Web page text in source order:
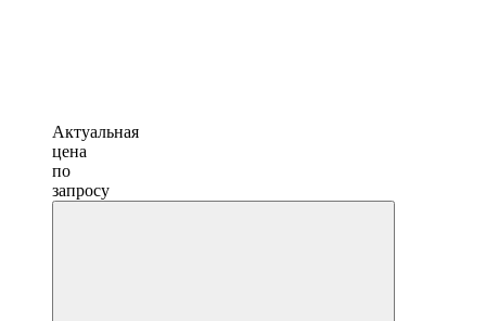
Актуальная
цена
по
запросу